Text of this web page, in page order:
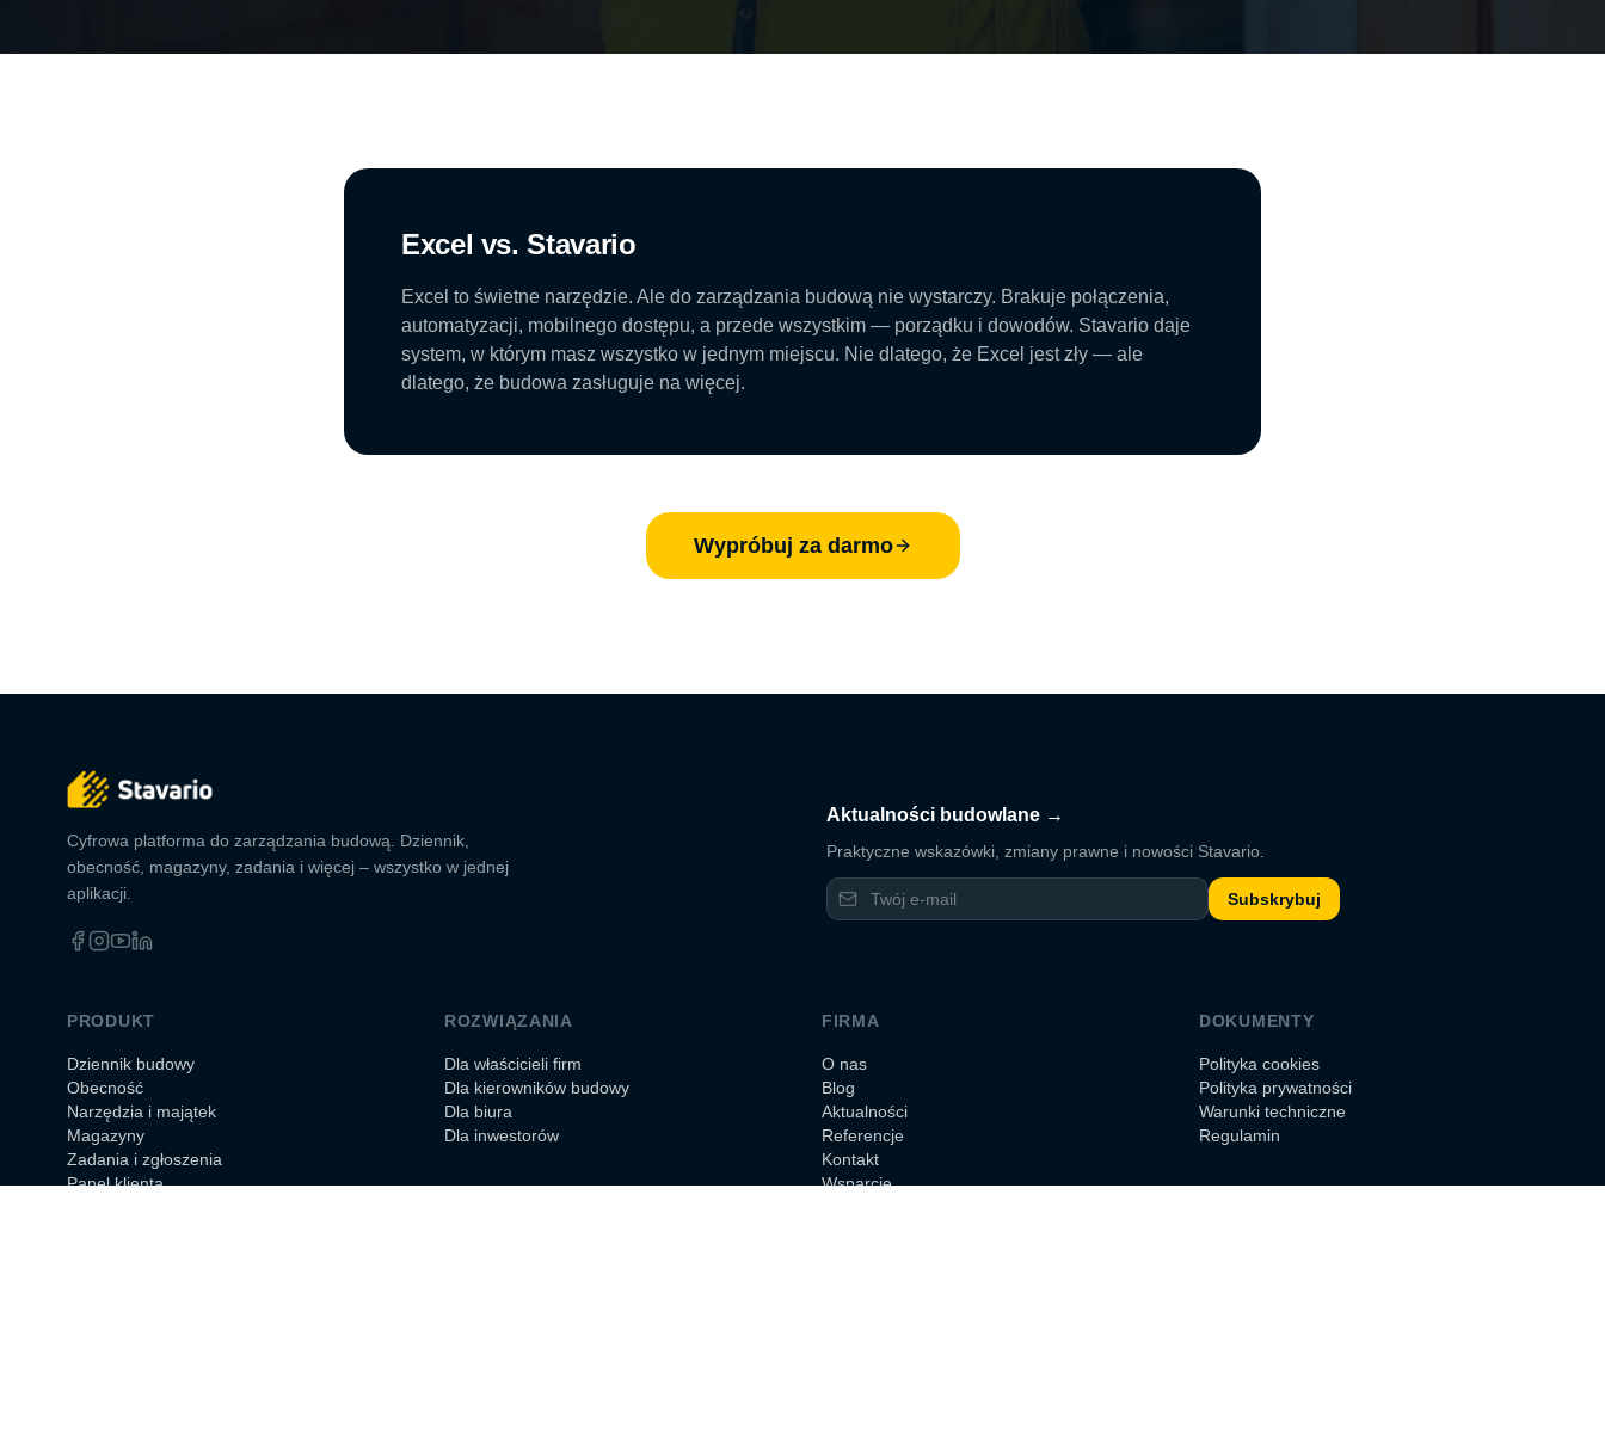
Excel vs. Stavario
Excel to świetne narzędzie. Ale do zarządzania budową nie wystarczy. Brakuje połączenia,
automatyzacji, mobilnego dostępu, a przede wszystkim — porządku i dowodów. Stavario daje
system, w którym masz wszystko w jednym miejscu. Nie dlatego, że Excel jest zły — ale
dlatego, że budowa zasługuje na więcej.
Wypróbuj za darmo
Cyfrowa platforma do zarządzania budową. Dziennik,
obecność, magazyny, zadania i więcej – wszystko w jednej
aplikacji.
Aktualności budowlane →
Praktyczne wskazówki, zmiany prawne i nowości Stavario.
Subskrybuj
PRODUKT
Dziennik budowy
Obecność
Narzędzia i majątek
Magazyny
Zadania i zgłoszenia
Panel klienta
ROZWIĄZANIA
Dla właścicieli firm
Dla kierowników budowy
Dla biura
Dla inwestorów
FIRMA
O nas
Blog
Aktualności
Referencje
Kontakt
Wsparcie
DOKUMENTY
Polityka cookies
Polityka prywatności
Warunki techniczne
Regulamin